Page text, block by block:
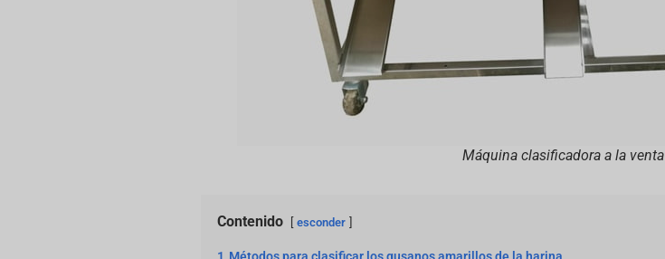
Máquina clasificadora a la venta
Contenido esconder